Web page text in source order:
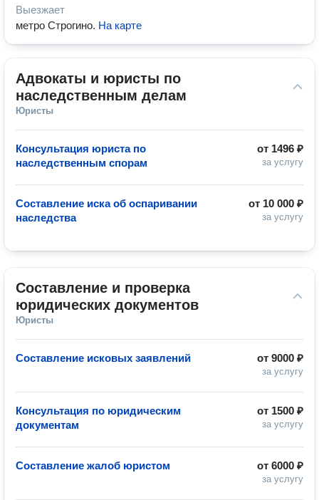
Выезжает
метро Строгино. На карте
Адвокаты и юристы по
наследственным делам
Юристы
от 1496 ₽
за услугу
Консультация юриста по
наследственным спорам
от 10 000 ₽
за услугу
Составление иска об оспаривании
наследства
Составление и проверка
юридических документов
Юристы
от 9000 ₽
за услугу
Составление исковых заявлений
от 1500 ₽
за услугу
Консультация по юридическим
документам
от 6000 ₽
за услугу
Составление жалоб юристом